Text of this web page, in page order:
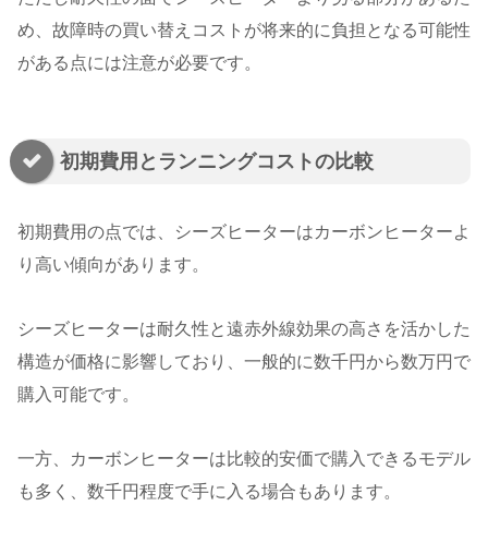
め、故障時の買い替えコストが将来的に負担となる可能性
がある点には注意が必要です。
初期費用とランニングコストの比較
初期費用の点では、シーズヒーターはカーボンヒーターよ
り高い傾向があります。
シーズヒーターは耐久性と遠赤外線効果の高さを活かした
構造が価格に影響しており、一般的に数千円から数万円で
購入可能です。
一方、カーボンヒーターは比較的安価で購入できるモデル
も多く、数千円程度で手に入る場合もあります。